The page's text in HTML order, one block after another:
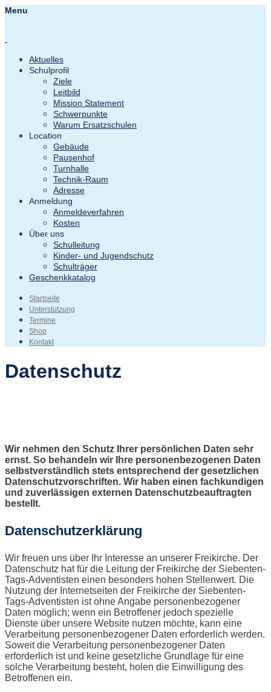
Menu
Aktuelles
Schulprofil
Ziele
Leitbild
Mission Statement
Schwerpunkte
Warum Ersatzschulen
Location
Gebäude
Pausenhof
Turnhalle
Technik-Raum
Adresse
Anmeldung
Anmeldeverfahren
Kosten
Über uns
Schulleitung
Kinder- und Jugendschutz
Schulträger
Geschenkkatalog
Startseite
Unterstützung
Termine
Shop
Kontakt
Datenschutz
Wir nehmen den Schutz Ihrer persönlichen Daten sehr
ernst. So behandeln wir Ihre personenbezogenen Daten
selbstverständlich stets entsprechend der gesetzlichen
Datenschutzvorschriften. Wir haben einen fachkundigen
und zuverlässigen externen Datenschutzbeauftragten
bestellt.
Datenschutzerklärung
Wir freuen uns über Ihr Interesse an unserer Freikirche. Der
Datenschutz hat für die Leitung der Freikirche der Siebenten-
Tags-Adventisten einen besonders hohen Stellenwert. Die
Nutzung der Internetseiten der Freikirche der Siebenten-
Tags-Adventisten ist ohne Angabe personenbezogener
Daten möglich; wenn ein Betroffener jedoch spezielle
Dienste über unsere Website nutzen möchte, kann eine
Verarbeitung personenbezogener Daten erforderlich werden.
Soweit die Verarbeitung personenbezogener Daten
erforderlich ist und keine gesetzliche Grundlage für eine
solche Verarbeitung besteht, holen die Einwilligung des
Betroffenen ein.